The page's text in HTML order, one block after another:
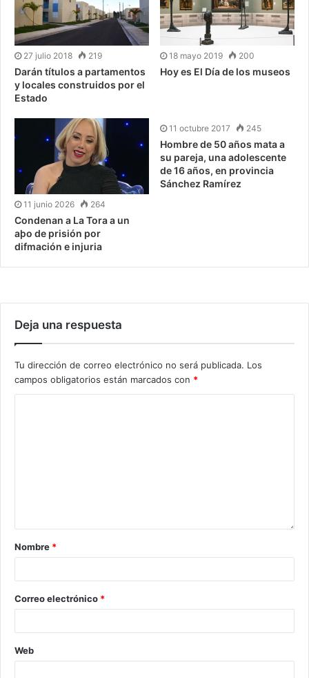
27 julio 2018 219
Darán títulos a partamentos
y locales construidos por el
Estado
18 mayo 2019 200
Hoy es El Día de los museos
11 junio 2026 264
Condenan a La Tora a un
aþo de prisión por
difmación e injuria
11 octubre 2017 245
Hombre de 50 años mata a
su pareja, una adolescente
de 16 años, en provincia
Sánchez Ramírez
Deja una respuesta
Tu dirección de correo electrónico no será publicada. Los
campos obligatorios están marcados con *
Nombre *
Correo electrónico *
Web